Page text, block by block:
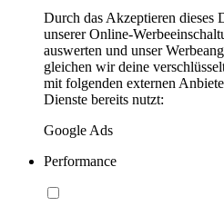
Durch das Akzeptieren dieses
unserer Online-
auswerten und unser
gleichen wir deine
mit folgenden externen
Dienste bereits nutzt:
Google Ads
Performance